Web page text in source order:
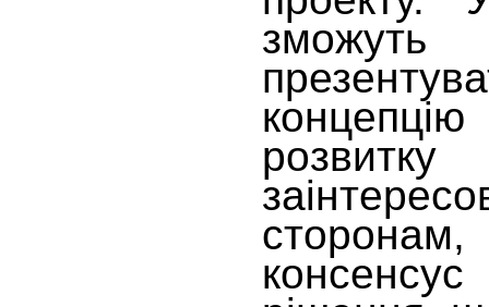
зможуть